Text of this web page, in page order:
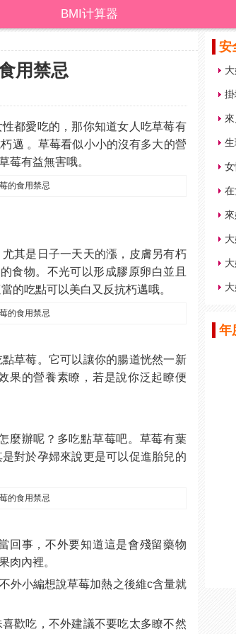
BMI计算器
用禁忌
都愛吃的，那你知道女人吃草莓有
邁 。草莓看似小小的沒有多大的營
莓有益無害哦。
其是日子一天天的漲，皮膚另有朽
食物。不光可以形成膠原卵白並且
的吃點可以美白又反抗朽邁哦。
草莓。它可以讓你的腸道恍然一新
果的營養素瞭，若是說你泛起瞭便
麼辦呢？多吃點草莓吧。草莓有葉
對於孕婦來說更是可以促進胎兒的
回事，不外要知道這是會殘留藥物
肉內裡。
外小編想說草莓加熱之後維c含量就
歡吃，不外建議不要吃太多瞭不然
安
年